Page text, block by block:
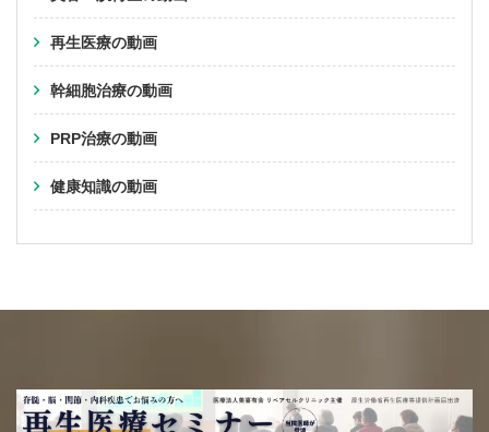
再生医療の動画
幹細胞治療の動画
PRP治療の動画
健康知識の動画